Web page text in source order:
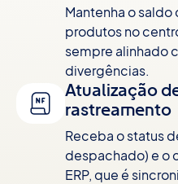
Mantenha o
produtos no
sempre alinhado
divergências.
Atualização
rastreamento
Receba o status
despachado) e o
ERP, que é